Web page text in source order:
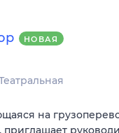
НОВАЯ
на